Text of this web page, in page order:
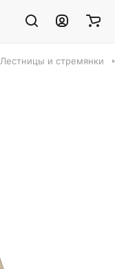
Лестницы и стремянки